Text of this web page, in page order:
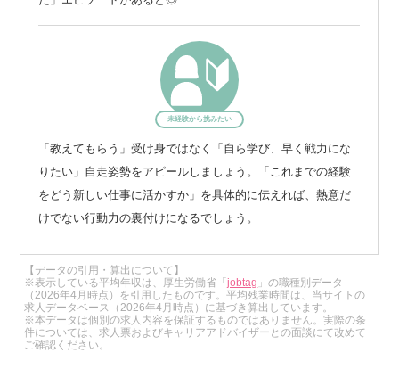
未経験から挑みたい
「教えてもらう」受け身ではなく「自ら学び、早く戦力にな
りたい」自走姿勢をアピールしましょう。「これまでの経験
をどう新しい仕事に活かすか」を具体的に伝えれば、熱意だ
けでない行動力の裏付けになるでしょう。
【データの引用・算出について】
※表示している平均年収は、厚生労働省「jobtag 」の職種別データ
（2026年4月時点）を引用したものです。平均残業時間は、当サイトの
求人データベース（2026年4月時点）に基づき算出しています。
※本データは個別の求人内容を保証するものではありません。実際の条
件については、求人票およびキャリアアドバイザーとの面談にて改めて
ご確認ください。